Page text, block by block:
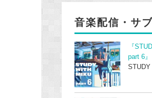
音楽配信・サ
『
part 6』